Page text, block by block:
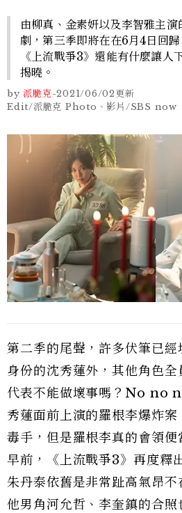
由柳真、金素妍以及李智雅主
劇，第三季即將在在6月4日回
《上流戰爭3》還能有什麼讓人
揭曉。
by 派脆克-2021/06/02更新
Edit/派脆克 Photo、影片/SBS now
第二季的尾聲，許多伏筆已
身份的沈秀蓮外，其他角色
代表不能做壞事嗎？No no
秀蓮面前上演的羅根李爆炸
毒手，但是羅根李真的會領便
早前，《上流戰爭3》再度釋
朱丹泰依舊是非常趾高氣昂
他男角河允哲、李奎鎮的合照